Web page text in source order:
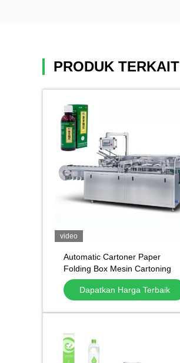
PRODUK TERKAIT
video
Automatic Cartoner Paper
Folding Box Mesin Cartoning
Otomatis untuk Tabung
Kosmetik Botol Botol
Dapatkan Harga Terbaik